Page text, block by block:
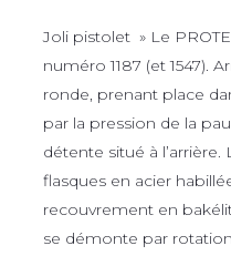
Joli pistolet » Le
numéro 1187 (et 1547).
ronde, prenant place
par la pression de la
détente situé à
flasques en acier
recouvrement en
se démonte par